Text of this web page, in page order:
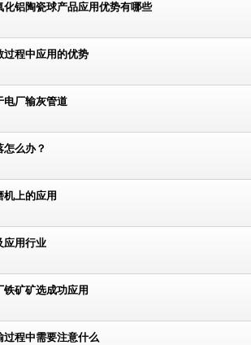
化铝陶瓷球产品应用优势有哪些
过程中应用的优势
电厂输灰管道
么办？
机上的应用
应用行业
矿矿选成功应用
过程中需要注意什么